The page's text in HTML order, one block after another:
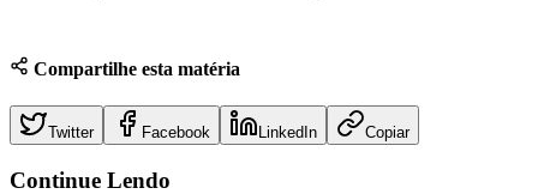
Compartilhe esta matéria
Twitter Facebook LinkedIn Copiar
Continue Lendo